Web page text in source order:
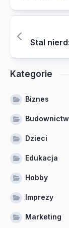
Stal
Kategorie
Biznes
Dzieci
Edukacja
Hobby
Imprezy
Marketing